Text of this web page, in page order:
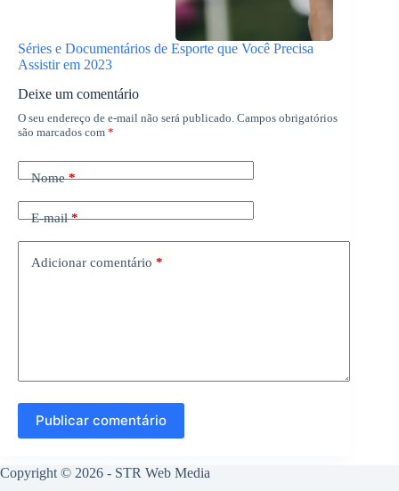
Séries e Documentários de Esporte que Você Precisa
Assistir em 2023
Deixe um comentário
O seu endereço de e-mail não será publicado. Campos obrigatórios
são marcados com *
Nome*
E-mail*
Adicionar comentário *
Publicar comentário
Copyright © 2026 - STR Web Media